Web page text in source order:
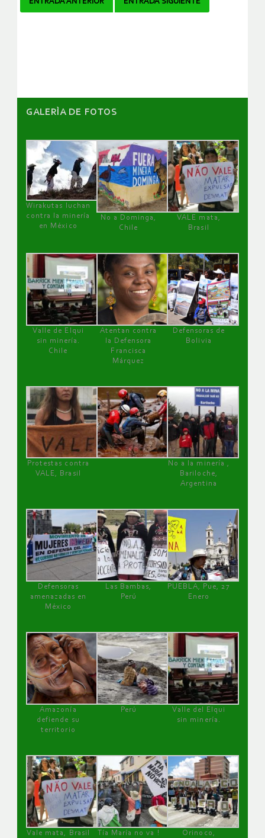
ENTRADA ANTERIOR ENTRADA SIGUIENTE
GALERÌA DE FOTOS
Wirakutas luchan
contra la minería
en México
No a Dominga,
Chile
VALE mata,
Brasil
Valle de Elqui
sin minería.
Chile
Atentan contra
la Defensora
Francisca
Márquez
Defensoras de
Bolivia
Protestas contra
VALE, Brasil
No a la minería ,
Bariloche,
Argentina
Defensoras
amenazadas en
México
Las Bambas,
Perú
PUEBLA, Pue, 27
Enero
Amazonía
defiende su
territorio
Perú
Valle del Elqui
sin minería.
Vale mata, Brasil Tía María no va ! Orinoco,